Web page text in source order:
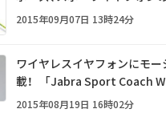
2015年09月07日 13時24分
ワイヤレスイヤフォンにモ
載！ 「Jabra Sport Coach
2015年08月19日 16時02分